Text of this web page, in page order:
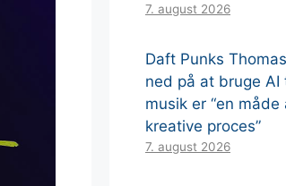
7. august 2026
Daft Punks
ned på at bruge AI
musik er “en
kreative proces”
7. august 2026